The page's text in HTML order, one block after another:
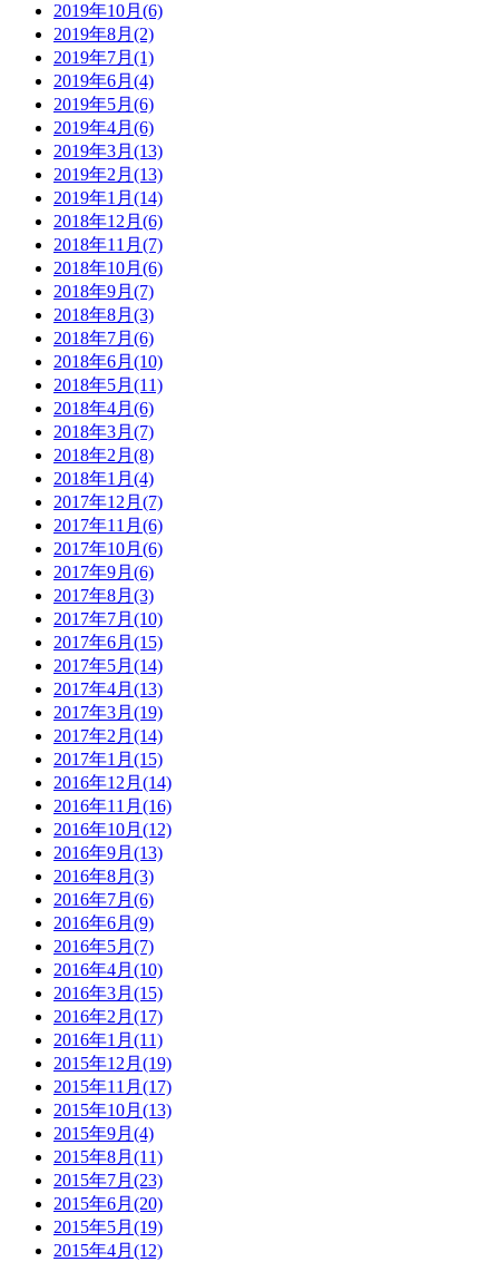
2019年10月(6)
2019年8月(2)
2019年7月(1)
2019年6月(4)
2019年5月(6)
2019年4月(6)
2019年3月(13)
2019年2月(13)
2019年1月(14)
2018年12月(6)
2018年11月(7)
2018年10月(6)
2018年9月(7)
2018年8月(3)
2018年7月(6)
2018年6月(10)
2018年5月(11)
2018年4月(6)
2018年3月(7)
2018年2月(8)
2018年1月(4)
2017年12月(7)
2017年11月(6)
2017年10月(6)
2017年9月(6)
2017年8月(3)
2017年7月(10)
2017年6月(15)
2017年5月(14)
2017年4月(13)
2017年3月(19)
2017年2月(14)
2017年1月(15)
2016年12月(14)
2016年11月(16)
2016年10月(12)
2016年9月(13)
2016年8月(3)
2016年7月(6)
2016年6月(9)
2016年5月(7)
2016年4月(10)
2016年3月(15)
2016年2月(17)
2016年1月(11)
2015年12月(19)
2015年11月(17)
2015年10月(13)
2015年9月(4)
2015年8月(11)
2015年7月(23)
2015年6月(20)
2015年5月(19)
2015年4月(12)